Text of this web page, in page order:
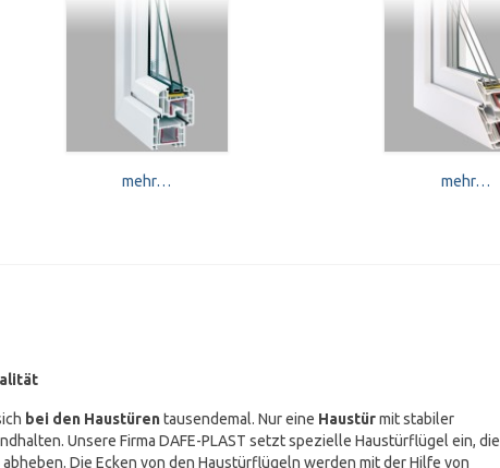
mehr… mehr…
bei den Haustürentausendemal. Nur eine Haustürmit stabiler
Unsere Firma DAFE-PLAST setzt spezielle Haustürflügel ein, die
Die Ecken von den Haustürflügeln werden mit der Hilfe von